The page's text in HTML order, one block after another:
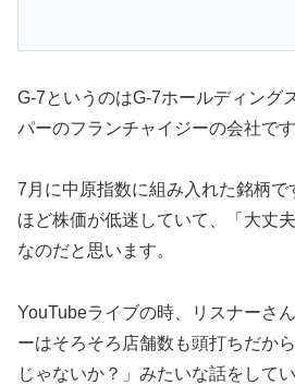
G-7というのはG-7ホールディング
パーのフランチャイジーの会社です
7月に中原指数に組み入れた銘柄で
ほど株価が低迷していて、「大丈
なのだと思います。
YouTubeライブの時、リスナーさ
ーはそろそろ店舗数も頭打ちだか
じゃないか？」みたいな話をしてい